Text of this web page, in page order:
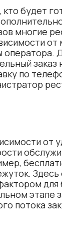
будет
многие
по
от
для
этапе
потока